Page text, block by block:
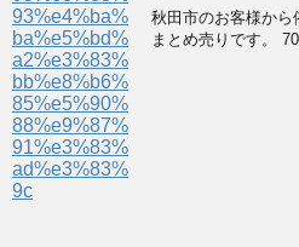
秋田市のお客様から
まとめ売りです。